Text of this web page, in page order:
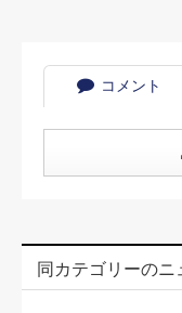
コメント
同カテゴリーのニ